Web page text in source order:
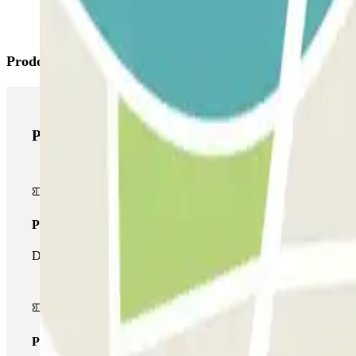
Prodotti di Parclick
Prodotti di Parclick
Pass unico
Durante il tuo soggiorno potrai entrare e uscire dal parcheggio
Pass multiparking